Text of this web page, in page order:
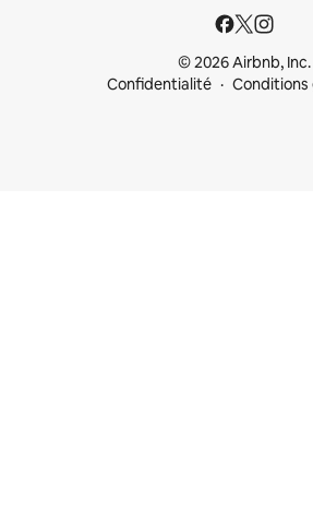
© 2026 Airbnb, Inc.
Confidentialité
Conditions